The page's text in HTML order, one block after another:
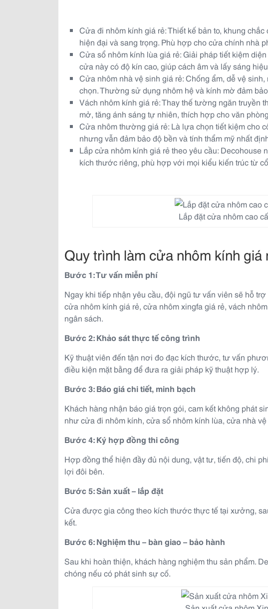
Cửa đi nhôm kính giá rẻ: Thiết kế bản to, khung
hiện đại và sang trọng. Phù hợp cho cửa chính nhà
Cửa sổ nhôm kính lùa giá rẻ: Giải pháp tiết kiệm
cửa này có độ kín cao, giúp cách âm và lấy sáng
Cửa nhôm nhà vệ sinh giá rẻ: Chống ẩm, dễ vệ
chọn. Thường sử dụng nhôm hệ và kính mờ đảm
Vách nhôm kính giá rẻ: Thay thế tường ngăn truyền
mở, tăng ánh sáng tự nhiên, thích hợp cho văn
Cửa nhôm thường giá rẻ: Là lựa chọn tiết kiệm cho
nhưng vẫn đảm bảo độ bền và tính thẩm mỹ nhất
Lắp cửa nhôm kính giá rẻ theo yêu cầu: Decohouse
kích thước riêng, phù hợp với mọi kiểu kiến trúc từ
Lắp đặt cửa nhôm cao
Quy trình làm cửa nhôm kính
Bước 1: Tư vấn miễn phí
Ngay khi tiếp nhận yêu cầu, đội ngũ tư vấn viên sẽ hỗ
cửa nhôm kính giá rẻ, cửa nhôm xingfa giá rẻ, vách
ngân sách.
Bước 2: Khảo sát thực tế công trình
Kỹ thuật viên đến tận nơi đo đạc kích thước, tư vấn
điều kiện mặt bằng để đưa ra giải pháp kỹ thuật hợp lý.
Bước 3: Báo giá chi tiết, minh bạch
Khách hàng nhận báo giá trọn gói, cam kết không phát
như cửa đi nhôm kính, cửa sổ nhôm kính lùa, cửa nhà
Bước 4: Ký hợp đồng thi công
Hợp đồng thể hiện đầy đủ nội dung, vật tư, tiến độ, chi
lợi đôi bên.
Bước 5: Sản xuất – lắp đặt
Cửa được gia công theo kích thước thực tế tại xưởng,
kết.
Bước 6: Nghiệm thu – bàn giao – bảo hành
Sau khi hoàn thiện, khách hàng nghiệm thu sản phẩm.
chóng nếu có phát sinh sự cố.